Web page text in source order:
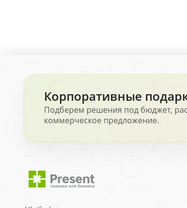
Корпоративные
Подберем решения под бюджет,
коммерческое предложение.